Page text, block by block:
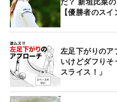
だ？ 新垣比菜
【優勝者のスイ
左足下がりの
いけどダフり
スライス！」